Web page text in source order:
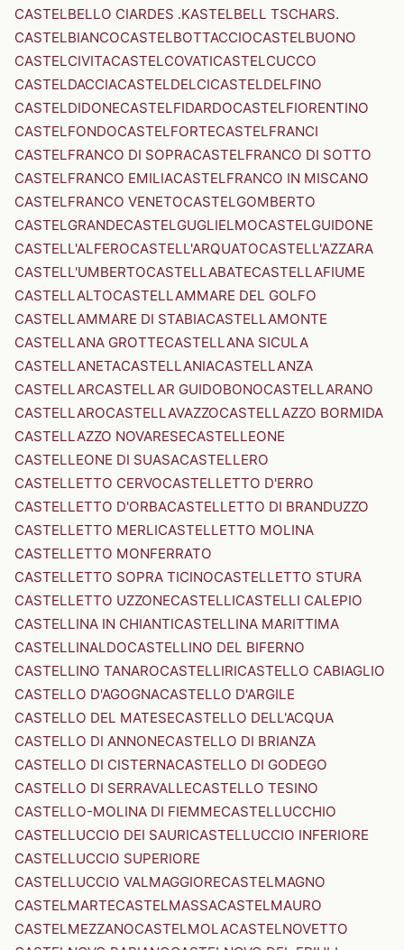
CASTELBELLO CIARDES .KASTELBELL TSCHARS.
CASTELBIANCOCASTELBOTTACCIOCASTELBUONO
CASTELCIVITACASTELCOVATICASTELCUCCO
CASTELDACCIACASTELDELCICASTELDELFINO
CASTELDIDONECASTELFIDARDOCASTELFIORENTINO
CASTELFONDOCASTELFORTECASTELFRANCI
CASTELFRANCO DI SOPRACASTELFRANCO DI SOTTO
CASTELFRANCO EMILIACASTELFRANCO IN MISCANO
CASTELFRANCO VENETOCASTELGOMBERTO
CASTELGRANDECASTELGUGLIELMOCASTELGUIDONE
CASTELL'ALFEROCASTELL'ARQUATOCASTELL'AZZARA
CASTELL'UMBERTOCASTELLABATECASTELLAFIUME
CASTELLALTOCASTELLAMMARE DEL GOLFO
CASTELLAMMARE DI STABIACASTELLAMONTE
CASTELLANA GROTTECASTELLANA SICULA
CASTELLANETACASTELLANIACASTELLANZA
CASTELLARCASTELLAR GUIDOBONOCASTELLARANO
CASTELLAROCASTELLAVAZZOCASTELLAZZO BORMIDA
CASTELLAZZO NOVARESECASTELLEONE
CASTELLEONE DI SUASACASTELLERO
CASTELLETTO CERVOCASTELLETTO D'ERRO
CASTELLETTO D'ORBACASTELLETTO DI BRANDUZZO
CASTELLETTO MERLICASTELLETTO MOLINA
CASTELLETTO MONFERRATO
CASTELLETTO SOPRA TICINOCASTELLETTO STURA
CASTELLETTO UZZONECASTELLICASTELLI CALEPIO
CASTELLINA IN CHIANTICASTELLINA MARITTIMA
CASTELLINALDOCASTELLINO DEL BIFERNO
CASTELLINO TANAROCASTELLIRICASTELLO CABIAGLIO
CASTELLO D'AGOGNACASTELLO D'ARGILE
CASTELLO DEL MATESECASTELLO DELL'ACQUA
CASTELLO DI ANNONECASTELLO DI BRIANZA
CASTELLO DI CISTERNACASTELLO DI GODEGO
CASTELLO DI SERRAVALLECASTELLO TESINO
CASTELLO-MOLINA DI FIEMMECASTELLUCCHIO
CASTELLUCCIO DEI SAURICASTELLUCCIO INFERIORE
CASTELLUCCIO SUPERIORE
CASTELLUCCIO VALMAGGIORECASTELMAGNO
CASTELMARTECASTELMASSACASTELMAURO
CASTELMEZZANOCASTELMOLACASTELNOVETTO